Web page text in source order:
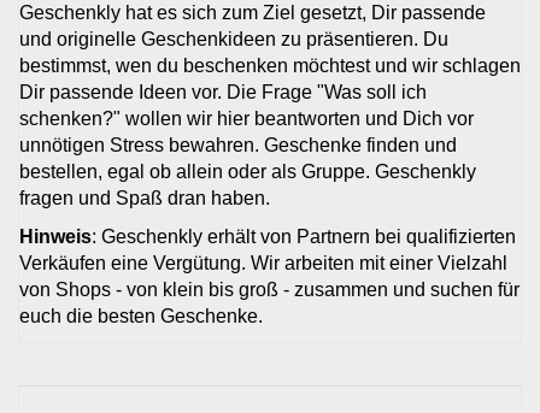
Geschenkly hat es sich zum Ziel gesetzt, Dir passende
und originelle Geschenkideen zu präsentieren. Du
bestimmst, wen du beschenken möchtest und wir schlagen
Dir passende Ideen vor. Die Frage "Was soll ich
schenken?" wollen wir hier beantworten und Dich vor
unnötigen Stress bewahren. Geschenke finden und
bestellen, egal ob allein oder als Gruppe. Geschenkly
fragen und Spaß dran haben.
Hinweis: Geschenkly erhält von Partnern bei qualifizierten
Verkäufen eine Vergütung. Wir arbeiten mit einer Vielzahl
von Shops - von klein bis groß - zusammen und suchen für
euch die besten Geschenke.